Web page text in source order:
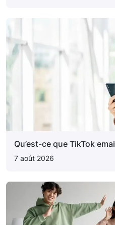
Qu’est-ce que TikTok
7 août 2026